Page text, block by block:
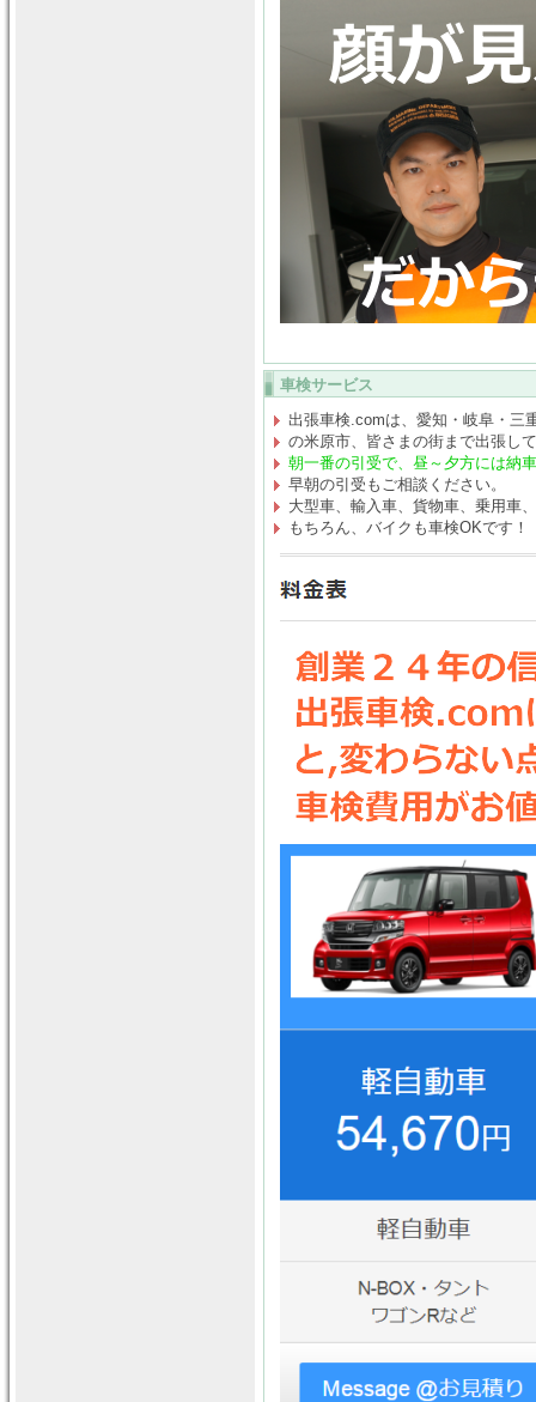
車検サービス
出張車検.comは、愛知・岐阜・三
の米原市、皆さまの街まで出張し
朝一番の引受で、昼～夕方には納車
早朝の引受もご相談ください。
大型車、輸入車、貨物車、乗用車
もちろん、バイクも車検OKです！